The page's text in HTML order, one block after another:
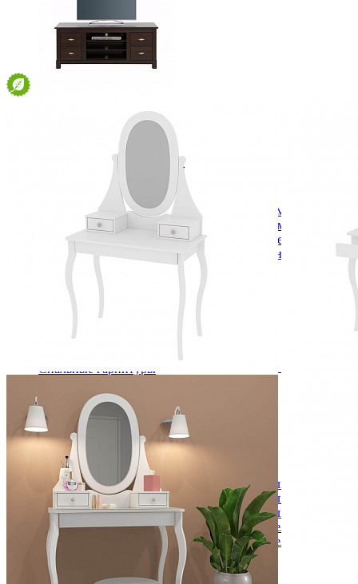
Деревянные кровати с подъемным механизмом
Кровати односпальные с подъемным механизмом
Кровати двуспальные с подъемным механизмом
Кровати полутороспальные с подъемным
Зеркала
Комоды
Кровати двуспальные
Кровати металлические
Кровати полутороспальные
Спальные гарнитуры
Туалетные столики
Тумбы прикроватные
Шкафы для одежды
Антресоли на шкаф
Полки и ящики в шкаф для одежды
Шкаф 1-дверный для одежды и белья
Шкафы 2-х дверные для одежды и белья
Шкафы 3-х дверные для одежды и белья
Шкафы 4-х дверные для одежды и белья
Шкафы 5-ти дверные для одежды и белья
Шкафы 6-ти дверные для одежды и белья
Шкафы купе для одежды и белья
Шкафы угловые для одежды и белья